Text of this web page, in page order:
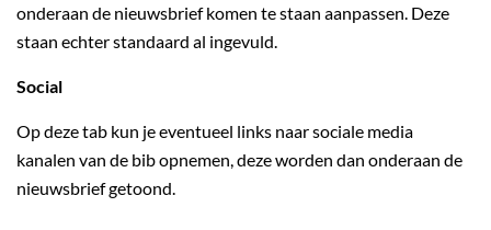
onderaan de nieuwsbrief komen te staan aanpassen. Deze
staan echter standaard al ingevuld.
Social
Op deze tab kun je eventueel links naar sociale media
kanalen van de bib opnemen, deze worden dan onderaan de
nieuwsbrief getoond.